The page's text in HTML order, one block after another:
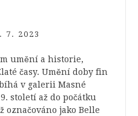
7. 2023
umění a historie,
časy. Umění doby fin
v galerii Masné
století až do počátku
označováno jako Belle